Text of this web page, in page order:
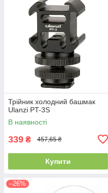
Трійник холодний башмак
Ulanzi PT-3S
В наявності
339 ₴ 457,65 ₴
Купити
–26%